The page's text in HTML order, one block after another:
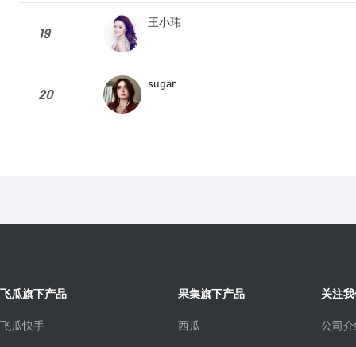
19
王小玮
20
sugar
飞瓜旗下产品
飞瓜快手
果集旗下产品
西瓜
关注
公司